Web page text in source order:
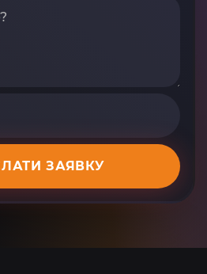
ЗАЯВКУ